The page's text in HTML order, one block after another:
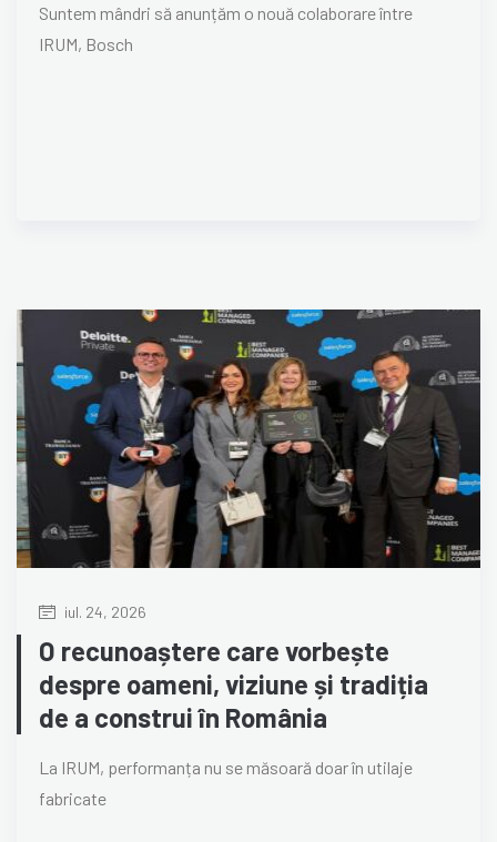
Suntem mândri să anunțăm o nouă colaborare între
IRUM, Bosch
iul. 24, 2026
O recunoaștere care vorbește
despre oameni, viziune și tradiția
de a construi în România
La IRUM, performanța nu se măsoară doar în utilaje
fabricate